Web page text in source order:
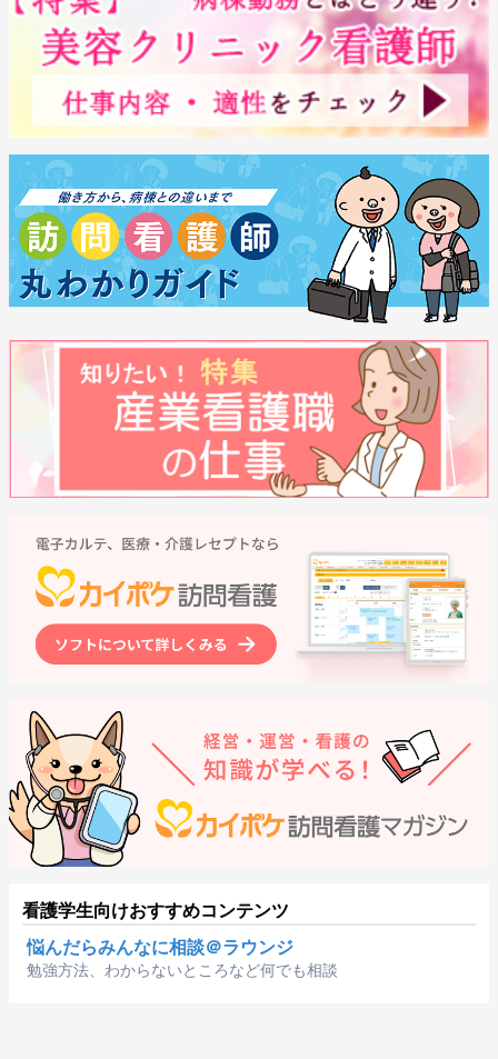
看護学生向けおすすめコンテンツ
悩んだらみんなに相談＠ラウンジ
勉強方法、わからないところなど何でも相談